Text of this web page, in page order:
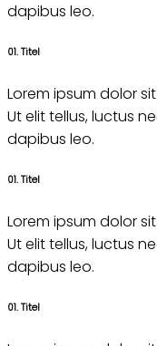
dapibus leo.
01. Titel
Lorem ipsum dolor
Ut elit tellus, luctus
dapibus leo.
01. Titel
Lorem ipsum dolor
Ut elit tellus, luctus
dapibus leo.
01. Titel